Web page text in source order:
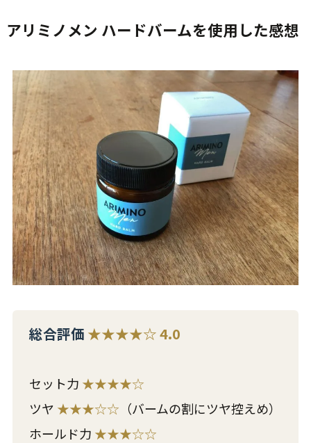
アリミノメン ハードバームを使用した感想
総合評価 ★★★★☆ 4.0
セット力 ★★★★☆
ツヤ ★★★☆☆ （バームの割にツヤ控えめ）
ホールド力 ★★★☆☆